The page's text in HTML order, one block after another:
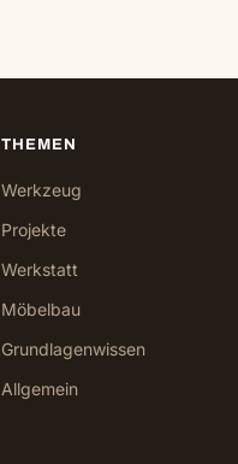
THEMEN
Werkzeug
Projekte
Werkstatt
Möbelbau
Grundlagenwissen
Allgemein